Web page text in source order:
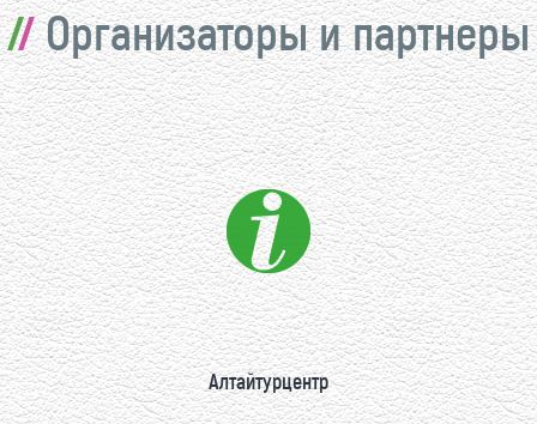
Организаторы и партнеры
Алтайтурцентр